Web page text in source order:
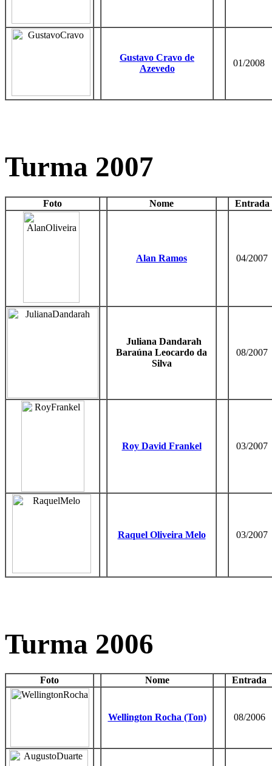
Gustavo Cravo de
Azevedo
01/2008
Turma 2007
Foto Nome Entrada
Alan Ramos 04/2007
Juliana Dandarah
Baraúna Leocardo da
Silva
08/2007
Roy David Frankel 03/2007
Raquel Oliveira Melo 03/2007
Turma 2006
Foto Nome Entrada
Wellington Rocha (Ton) 08/2006